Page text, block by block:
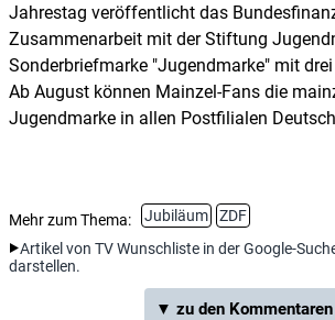
Jahrestag veröffentlicht das
Zusammenarbeit mit der Stiftung
Sonderbriefmarke "Jugendmarke" mit
Ab August können Mainzel-Fans die
Jugendmarke in allen Postfilialen
Mehr zum Thema: Jubiläum
ZDF
Artikel von TV Wunschliste in der Google-
darstellen.
▼ zu den Kommentaren